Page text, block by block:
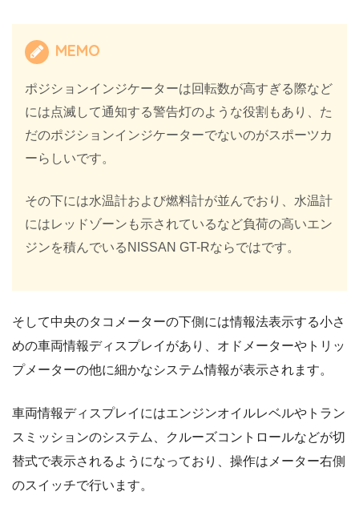
MEMO
ポジションインジケーターは回転数が高すぎる際など
には点滅して通知する警告灯のような役割もあり、た
だのポジションインジケーターでないのがスポーツカ
ーらしいです。
その下には水温計および燃料計が並んでおり、水温計
にはレッドゾーンも示されているなど負荷の高いエン
ジンを積んでいるNISSAN GT-Rならではです。
そして中央のタコメーターの下側には情報法表示する小さ
めの車両情報ディスプレイがあり、オドメーターやトリッ
プメーターの他に細かなシステム情報が表示されます。
車両情報ディスプレイにはエンジンオイルレベルやトラン
スミッションのシステム、クルーズコントロールなどが切
替式で表示されるようになっており、操作はメーター右側
のスイッチで行います。